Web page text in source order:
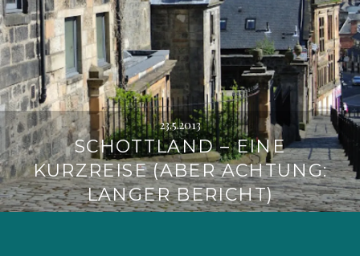
23.5.2013
SCHOTTLAND – EINE
KURZREISE (ABER ACHTUNG:
LANGER BERICHT)